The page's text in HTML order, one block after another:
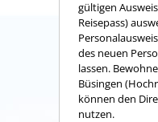
gültigen
Reisepass)
des neuen
lassen.
Büsingen
können den
nutzen.